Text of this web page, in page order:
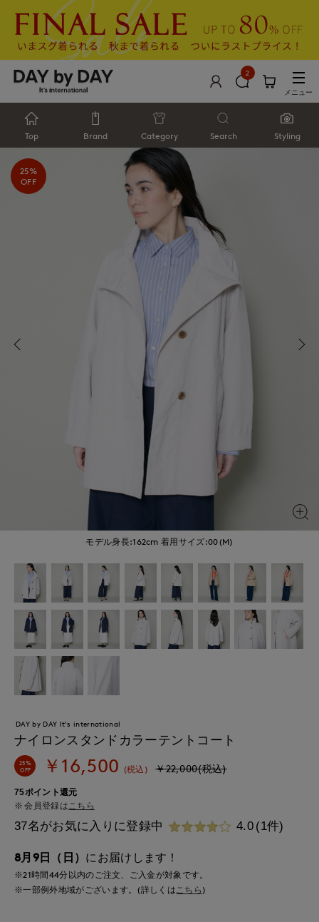
2
メニュー
Top Brand Category Search Styling
モデル身長:162cm 着用サイズ:00(M)
25%
OFF
DAY by DAY It's international
ナイロンスタンドカラーテントコート
25%
OFF
￥16,500 (税込) ￥22,000(税込)
75ポイント還元
会員登録は こちら
37名がお気に入りに登録中 4.0 (1件)
8月9日（日） にお届けします！
※21時間44分以内のご注文、ご入金が対象です。
※一部例外地域がございます。(詳しくはこちら )